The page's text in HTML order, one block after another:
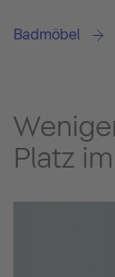
Badmöbel
Platz